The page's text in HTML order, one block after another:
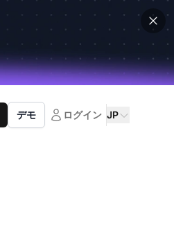
デモ ログイン JP